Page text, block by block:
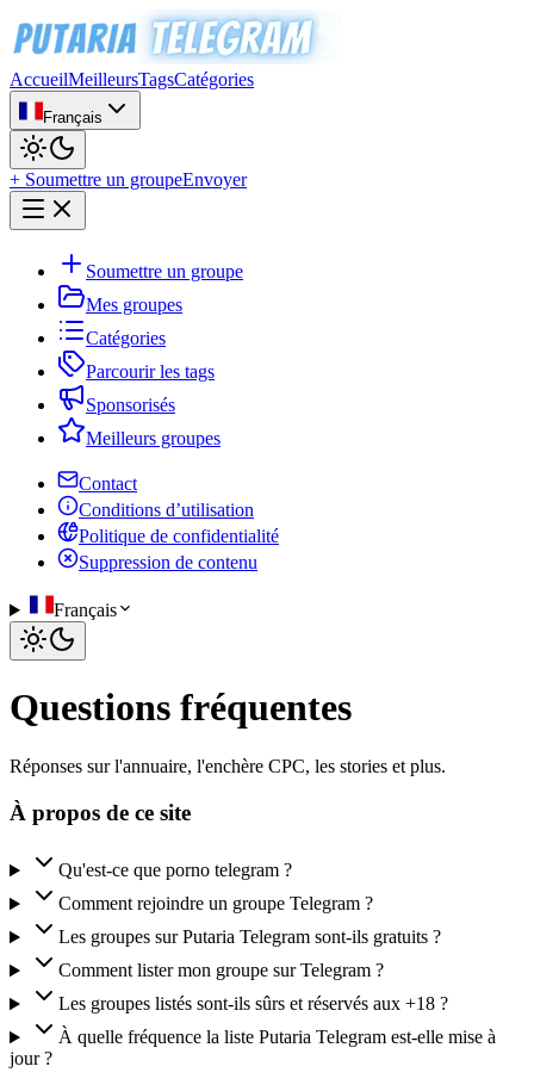
AccueilMeilleursTagsCatégories
Français
+ Soumettre un groupeEnvoyer
Soumettre un groupe
Mes groupes
Catégories
Parcourir les tags
Sponsorisés
Meilleurs groupes
Contact
Conditions d’utilisation
Politique de confidentialité
Suppression de contenu
Français
Questions fréquentes
Réponses sur l'annuaire, l'enchère CPC, les stories et plus.
À propos de ce site
Qu'est-ce que porno telegram ?
Comment rejoindre un groupe Telegram ?
Les groupes sur Putaria Telegram sont-ils gratuits ?
Comment lister mon groupe sur Telegram ?
Les groupes listés sont-ils sûrs et réservés aux +18 ?
À quelle fréquence la liste Putaria Telegram est-elle mise à
jour ?